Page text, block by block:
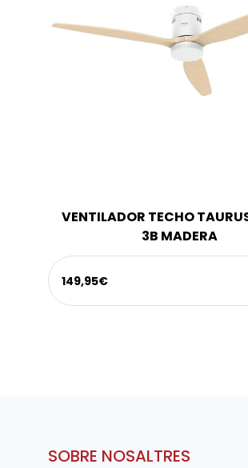
VENTILADOR TECHO
3B MADERA
149,95€
SOBRE NOSALTRES